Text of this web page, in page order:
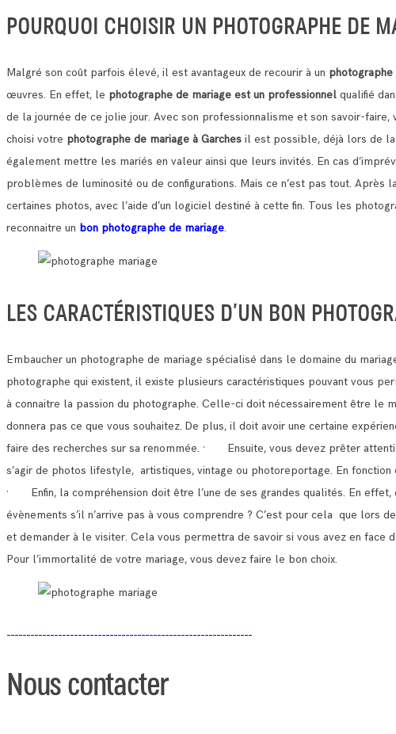
POURQUOI CHOISIR UN PHOTOGRAPHE DE
Malgré son coût parfois élevé, il est avantageux de recourir à un
œuvres. En effet, le photographe de mariage est un professionnel qualifié
de la journée de ce jolie jour. Avec son professionnalisme et son savoir-
choisi votre photographe de mariage à Garches il est possible, déjà lors de
également mettre les mariés en valeur ainsi que leurs invités. En cas
problèmes de luminosité ou de configurations. Mais ce n’est pas tout. Après
certaines photos, avec l’aide d’un logiciel destiné à cette fin. Tous les
reconnaitre un bon photographe de mariage.
LES CARACTÉRISTIQUES D’UN BON
Embaucher un photographe de mariage spécialisé dans le domaine du
photographe qui existent, il existe plusieurs caractéristiques pouvant vous
à connaitre la passion du photographe. Celle-ci doit nécessairement être le
donnera pas ce que vous souhaitez. De plus, il doit avoir une certaine
faire des recherches sur sa renommée. · Ensuite, vous devez prêter
s’agir de photos lifestyle, artistiques, vintage ou photoreportage. En
· Enfin, la compréhension doit être l’une de ses grandes qualités. En
évènements s’il n’arrive pas à vous comprendre ? C’est pour cela que lors
et demander à le visiter. Cela vous permettra de savoir si vous avez en face
Pour l’immortalité de votre mariage, vous devez faire le bon choix.
Nous contacter